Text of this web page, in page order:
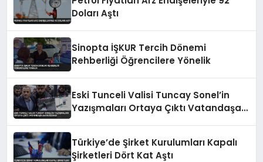
Doları Aştı
Sinopta İŞKUR Tercih Dönemi
Rehberliği Öğrencilere Yönelik
Eski Tunceli Valisi Tuncay Sonel’in
Yazışmaları Ortaya Çıktı Vatandaşa
Türkiye’de Şirket Kurulumları Kapalı
Şirketleri Dört Kat Aştı